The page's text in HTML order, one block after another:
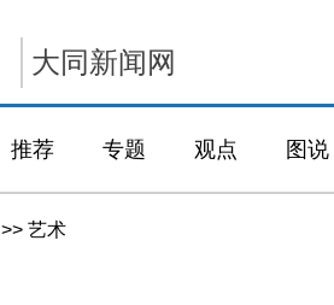
大同新闻网
推荐 专题 观点 图说
>> 艺术